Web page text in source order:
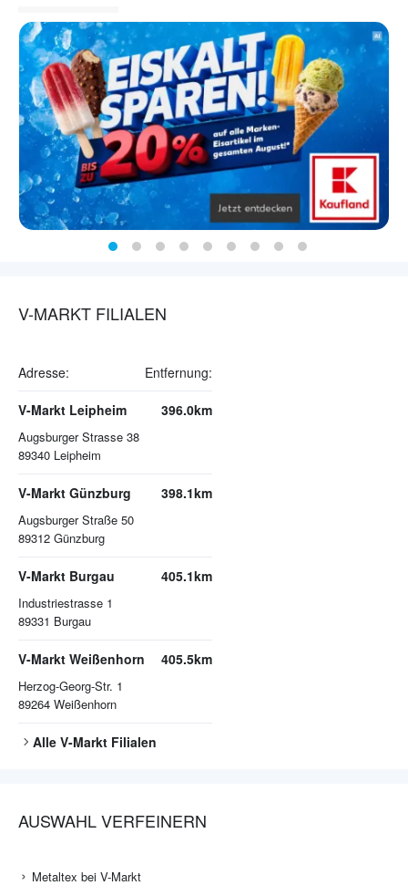
V-MARKT FILIALEN
Adresse: Entfernung:
V-Markt Leipheim
Augsburger Strasse 38
89340 Leipheim
396.0km
V-Markt Günzburg
Augsburger Straße 50
89312 Günzburg
398.1km
V-Markt Burgau
Industriestrasse 1
89331 Burgau
405.1km
V-Markt Weißenhorn
Herzog-Georg-Str. 1
89264 Weißenhorn
405.5km
Alle V-Markt Filialen
AUSWAHL VERFEINERN
Metaltex bei V-Markt